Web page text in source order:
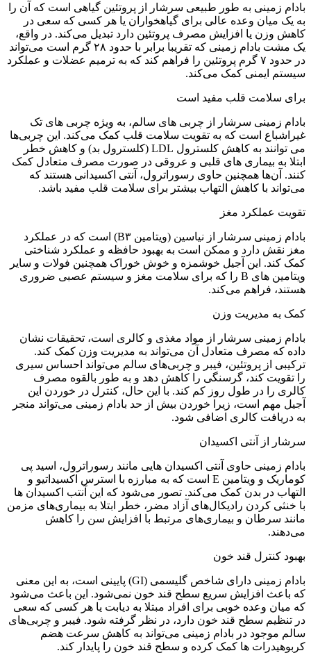
بادام زمینی به طور طبیعی سرشار از پروتئین گیاهی است که آن را
به یک میان وعده عالی برای گیاهخواران یا هر کسی که سعی در
کاهش وزن یا افزایش مصرف پروتئین دارد تبدیل می‌کند. در واقع،
یک مشت بادام زمینی که تقریبا برابر با حدود ۲۸ گرم است می‌تواند
در حدود ۷ گرم پروتئین را فراهم کند که به ترمیم عضلات و عملکرد
سیستم ایمنی کمک می‌کند.
برای سلامت قلب مفید است
بادام زمینی سرشار از چربی های سالم، به ویژه چربی های تک
غیراشباع است که به تقویت سلامت قلب کمک می‌کند. این چربی‌ها
می توانند به کاهش کلسترول LDL (کلسترول بد) و کاهش خطر
ابتلا به بیماری های قلبی و عروقی در صورت مصرف متعادل کمک
کنند. آن‌ها همچنین حاوی رسوراترول، آنتی اکسیدانی هستند که
می‌تواند با کاهش التهاب بیشتر برای سلامت قلب مفید باشد.
تقویت عملکرد مغز
بادام زمینی سرشار از نیاسین (ویتامین B۳) است که در عملکرد
مغز نقش دارد و ممکن است به بهبود حافظه و عملکرد شناختی
کمک کند. این آجیل خوشمزه و خوش خوراک همچنین فولات و سایر
ویتامین های B را که برای سلامت مغز و سیستم عصبی ضروری
هستند، فراهم می‌کند.
کمک به مدیریت وزن
بادام زمینی سرشار از مواد مغذی و کالری است، تحقیقات نشان
داده که مصرف متعادل آن می‌تواند به مدیریت وزن کمک کند.
ترکیبی از پروتئین، فیبر و چربی‌های سالم می‌تواند احساس سیری
را تقویت کند، گرسنگی را کاهش دهد و به طور بالقوه مصرف
کالری را در طول روز کم کند. با این حال، کنترل در خوردن این
آجیل مهم است، زیرا خوردن بیش از حد بادام زمینی می‌تواند منجر
به دریافت کالری اضافی شود.
سرشار از آنتی اکسیدان
بادام زمینی حاوی آنتی اکسیدان هایی مانند رسوراترول، اسید پی
کوماریک و ویتامین E است که به مبارزه با استرس اکسیداتیو و
‌التهاب در بدن کمک می‌کند. تصور می‌شود که این آنتب اکسیدان ها
با خنثی کردن رادیکال‌های آزاد مضر، خطر ابتلا به بیماری‌های مزمن
مانند سرطان و بیماری‌های مرتبط با افزایش سن را کاهش
می‌دهند.
بهبود کنترل قند خون
بادام زمینی دارای شاخص گلیسمی (GI) پایینی است، به این معنی
که باعث افزایش سریع سطح قند خون نمی‌شود. این باعث می‌شود
که میان وعده خوبی برای افراد مبتلا به دیابت یا هر کسی که سعی
در تنظیم سطح قند خون دارد، در نظر گرفته شود. فیبر و چربی‌های
سالم موجود در بادام زمینی می‌تواند به کاهش سرعت هضم
کربوهیدرات ها کمک کرده و سطح قند خون را پایدار کند.